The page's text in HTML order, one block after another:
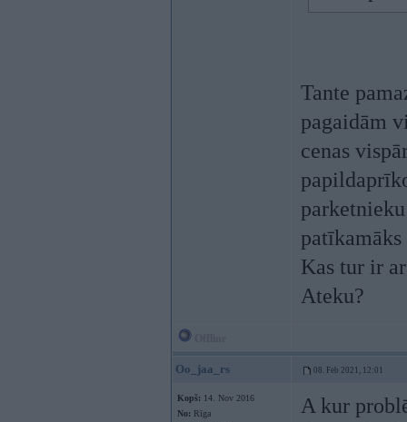
Tante
pagaidām
cenas
patīkamāks
Kas tur ir
Ateku?
Oo_jaa_rs 08. Feb 2021, 12:01
Kopš: 14. Nov 2016
No: Rīga
A kur